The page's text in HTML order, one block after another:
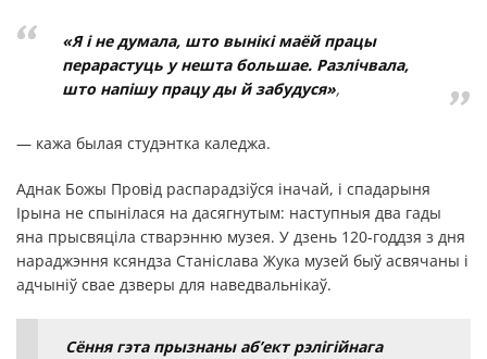
«Я і не думала, што вынікі маёй працы
перарастуць у нешта большае. Разлічвала,
што напішу працу ды й забудуся»,
— кажа былая студэнтка каледжа.
Аднак Божы Провід распарадзіўся іначай, і спадарыня
Ірына не спынілася на дасягнутым: наступныя два гады
яна прысвяціла стварэнню музея. У дзень 120-годдзя з дня
нараджэння ксяндза Станіслава Жука музей быў асвячаны і
адчыніў свае дзверы для наведвальнікаў.
Сёння гэта прызнаны аб’ект рэлігійнага